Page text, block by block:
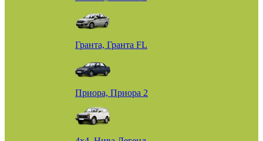
Гранта, Гранта FL
Приора, Приора 2